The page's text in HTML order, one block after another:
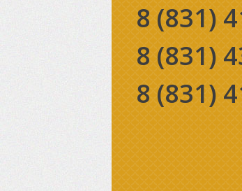
8 (831)
8 (831)
8 (831)